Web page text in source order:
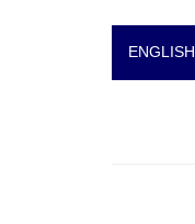
ENGLISH